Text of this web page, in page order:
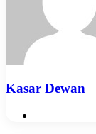
Kasar Dewan